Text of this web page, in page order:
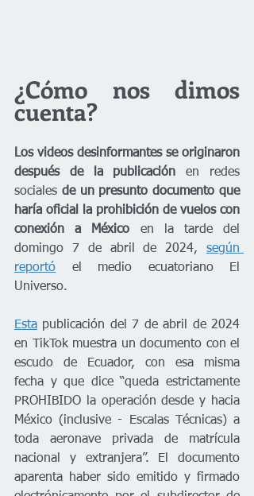
¿Cómo nos dimos
cuenta?
Los videos desinformantes se originaron
después de la publicación en redes
sociales de un presunto documento que
haría oficial la prohibición de vuelos con
conexión a México en la tarde del
domingo 7 de abril de 2024, según
reportó el medio ecuatoriano El
Universo.
Esta publicación del 7 de abril de 2024
en TikTok muestra un documento con el
escudo de Ecuador, con esa misma
fecha y que dice “queda estrictamente
PROHIBIDO la operación desde y hacia
México (inclusive - Escalas Técnicas) a
toda aeronave privada de matrícula
nacional y extranjera”. El documento
aparenta haber sido emitido y firmado